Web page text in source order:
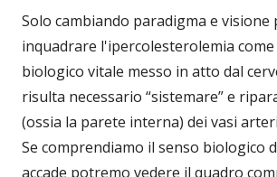
Solo cambiando paradigma e visione
inquadrare l'ipercolesterolemia
biologico vitale messo in atto dal
risulta necessario “sistemare” e
(ossia la parete interna) dei vasi
Se comprendiamo il senso biologico
accade potremo vedere il quadro